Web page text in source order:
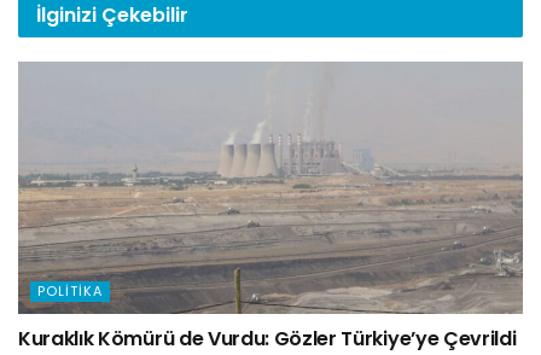
İlginizi Çekebilir
POLITIKA
Kuraklık Kömürü de Vurdu: Gözler Türkiye’ye Çevrildi